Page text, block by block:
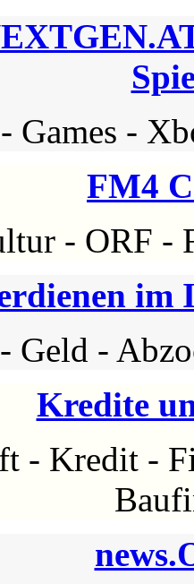
- Games -
FM4
- ORF -
- Geld -
Kredite
- Kredit -